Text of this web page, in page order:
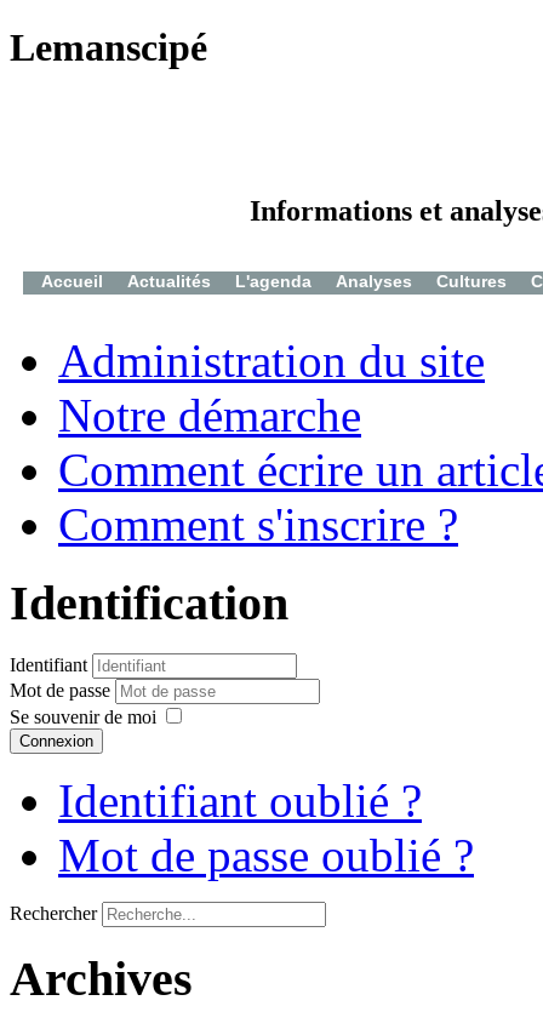
Lemanscipé
Informations et
Accueil Actualités L'agenda Analyses Cultures
Administration du site
Notre démarche
Comment écrire un
Comment s'inscrire ?
Identification
Identifiant
Mot de passe
Se souvenir de moi
Connexion
Identifiant oublié ?
Mot de passe oublié ?
Rechercher
Archives